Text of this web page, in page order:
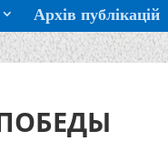
Архів публікацій